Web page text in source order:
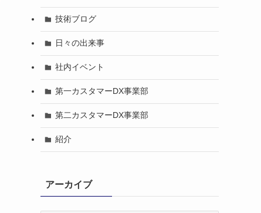
技術ブログ
日々の出来事
社内イベント
第一カスタマーDX事業部
第二カスタマーDX事業部
紹介
アーカイブ